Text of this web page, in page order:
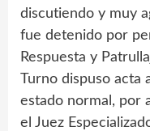
discutiendo y muy
fue detenido por
Respuesta y
Turno dispuso acta
estado normal, por
el Juez